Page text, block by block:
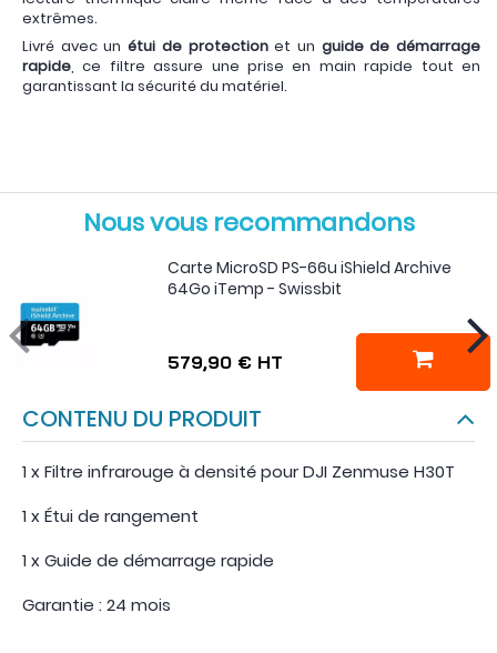
extrêmes.
Livré avec unétui de protectionet un guide de démarrage
rapide , ce filtre assure une prise en main rapide tout en
garantissant la sécurité du matériel.
Nous vous recommandons
Carte MicroSD PS-66u iShield Archive
64Go iTemp - Swissbit
579,90 € HT
CONTENU DU PRODUIT
1 x Filtre infrarouge à densité pour DJI Zenmuse H30T
1 x Étui de rangement
1 x Guide de démarrage rapide
Garantie : 24 mois